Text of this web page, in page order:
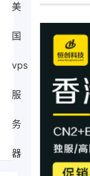
美
国
vps
服
务
器